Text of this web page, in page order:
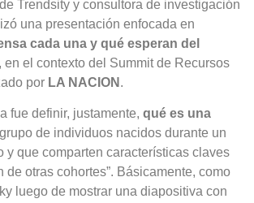
Trendsity y consultora de investigación
una presentación enfocada en
cada una y qué esperan del
, en el contexto del Summit de Recursos
por LA NACION .
fue definir, justamente, qué es una
grupo de individuos nacidos durante un
y que comparten características claves
de otras cohortes”. Básicamente, como
luego de mostrar una diapositiva con